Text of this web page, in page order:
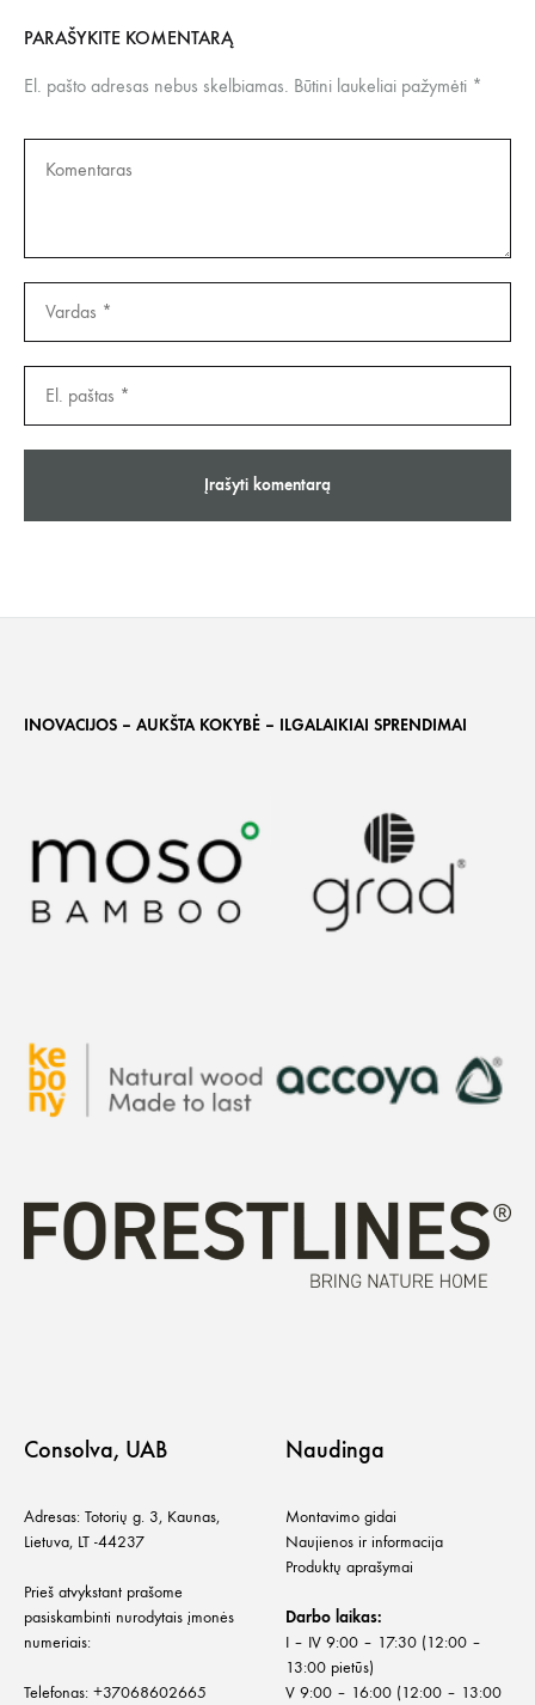
PARAŠYKITE KOMENTARĄ
El. pašto adresas nebus skelbiamas. Būtini laukeliai pažymėti *
INOVACIJOS – AUKŠTA KOKYBĖ – ILGALAIKIAI SPRENDIMAI
Consolva, UAB
Adresas: Totorių g. 3, Kaunas,
Lietuva, LT -44237
Prieš atvykstant prašome
pasiskambinti nurodytais įmonės
numeriais:
Telefonas: +37068602665
Naudinga
Montavimo gidai
Naujienos ir informacija
Produktų aprašymai
Darbo laikas:
I – IV 9:00 – 17:30 (12:00 –
13:00 pietūs)
V 9:00 – 16:00 (12:00 – 13:00